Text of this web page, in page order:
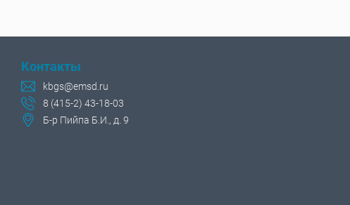
Контакты
kbgs@emsd.ru
8 (415-2) 43-18-03
Б-р Пийпа Б.И., д. 9